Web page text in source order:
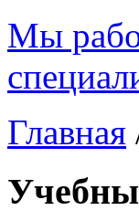
Мы
Главная